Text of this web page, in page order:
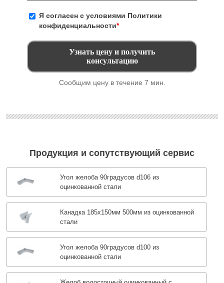
Я согласен с условиями Политики
конфиденциальности*
Сообщим цену в течение 7 мин.
Продукция и сопутствующий сервис
Угол желоба 90градусов d106 из
оцинкованной стали
Канадка 185x150мм 500мм из оцинкованной
стали
Угол желоба 90градусов d100 из
оцинкованной стали